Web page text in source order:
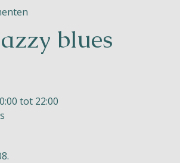
Le Perron
Heliosblues
tot 22:00